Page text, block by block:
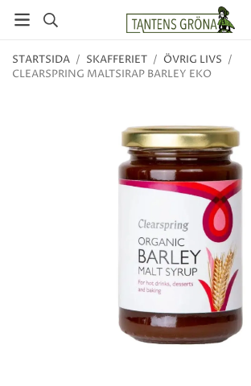
STARTSIDA / SKAFFERIET / ÖVRIG LIVS /
CLEARSPRING MALTSIRAP BARLEY EKO